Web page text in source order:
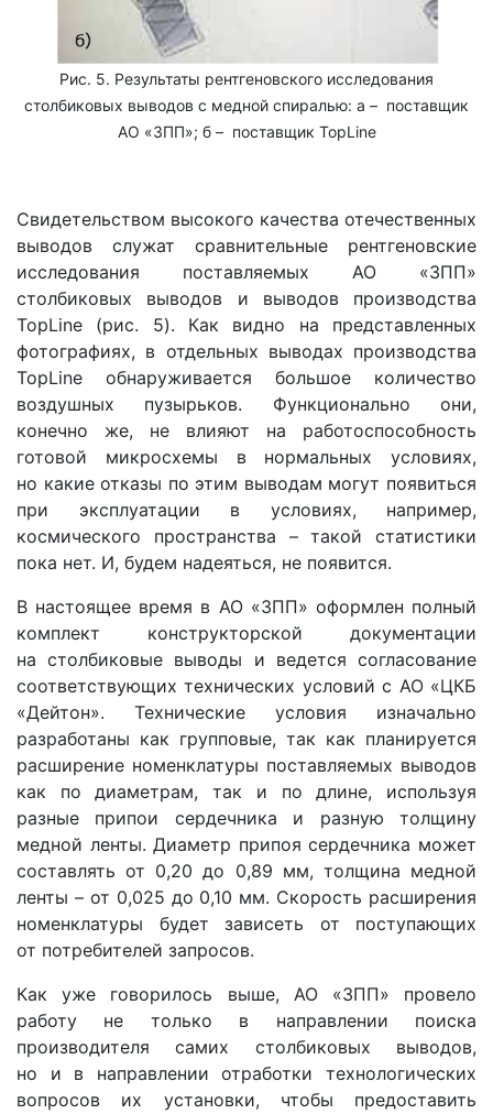
Рис. 5. Результаты рентгеновского исследования
столбиковых выводов с медной спиралью: а – поставщик
АО «ЗПП»; б – поставщик TopLine
Свидетельством высокого качества отечественных
выводов служат сравнительные рентгеновские
исследования поставляемых АО «ЗПП»
столбиковых выводов и выводов производства
TopLine (рис. 5). Как видно на представленных
фотографиях, в отдельных выводах производства
TopLine обнаруживается большое количество
воздушных пузырьков. Функционально они,
конечно же, не влияют на работоспособность
готовой микросхемы в нормальных условиях,
но какие отказы по этим выводам могут появиться
при эксплуатации в условиях, например,
космического пространства – такой статистики
пока нет. И, будем надеяться, не появится.
В настоящее время в АО «ЗПП» оформлен полный
комплект конструкторской документации
на столбиковые выводы и ведется согласование
соответствующих технических условий с АО «ЦКБ
«Дейтон». Технические условия изначально
разработаны как групповые, так как планируется
расширение номенклатуры поставляемых выводов
как по диаметрам, так и по длине, используя
разные припои сердечника и разную толщину
медной ленты. Диаметр припоя сердечника может
составлять от 0,20 до 0,89 мм, толщина медной
ленты – от 0,025 до 0,10 мм. Скорость расширения
номенклатуры будет зависеть от поступающих
от потребителей запросов.
Как уже говорилось выше, АО «ЗПП» провело
работу не только в направлении поиска
производителя самих столбиковых выводов,
но и в направлении отработки технологических
вопросов их установки, чтобы предоставить